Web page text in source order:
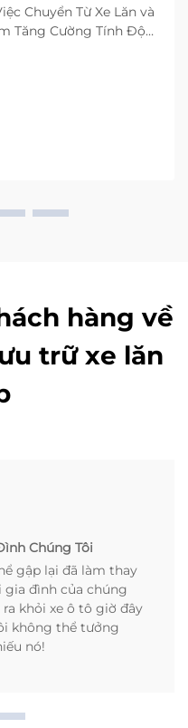
Chuyển Từ Xe Lăn và
Tăng Cường Tính Độc
xoay thực sự giúp người
từ xe lăn...
hàng về
trữ xe lăn
Chúng Tôi
gập lại đã làm thay
gia đình của chúng
khỏi xe ô tô giờ đây
không thể tưởng
nó!